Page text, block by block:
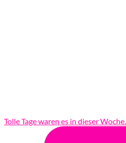
Tolle Tage waren es in dieser